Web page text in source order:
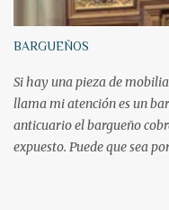
bronce
BARGUEÑOS
Si hay una pieza de
llama mi atención es un
anticuario el bargueño
expuesto. Puede que sea